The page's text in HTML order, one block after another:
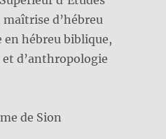
maîtrise d’hébreu
hébreu biblique,
d’anthropologie
de Sion